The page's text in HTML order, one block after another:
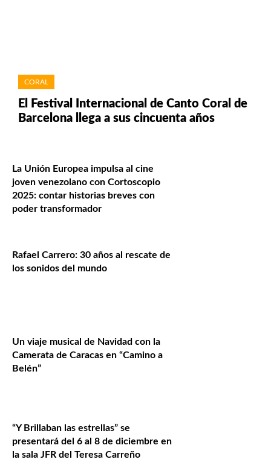
CORAL
El Festival Internacional de Canto Coral de
Barcelona llega a sus cincuenta años
La Unión Europea impulsa al cine
joven venezolano con Cortoscopio
2025: contar historias breves con
poder transformador
Rafael Carrero: 30 años al rescate de
los sonidos del mundo
Un viaje musical de Navidad con la
Camerata de Caracas en “Camino a
Belén”
“Y Brillaban las estrellas” se
presentará del 6 al 8 de diciembre en
la sala JFR del Teresa Carreño